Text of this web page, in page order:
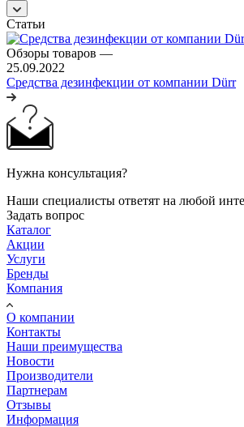
Статьи
Обзоры товаров —
25.09.2022
Средства дезинфекции от компании Dürr
Нужна консультация?
Наши специалисты ответят на любой
Задать вопрос
Каталог
Акции
Услуги
Бренды
Компания
О компании
Контакты
Наши преимущества
Новости
Производители
Партнерам
Отзывы
Информация